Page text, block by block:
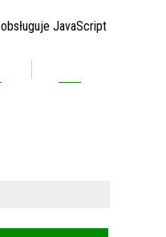
JavaScript